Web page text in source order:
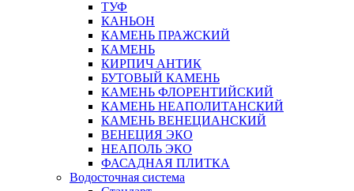
ТУФ
КАНЬОН
КАМЕНЬ ПРАЖСКИЙ
КАМЕНЬ
КИРПИЧ АНТИК
БУТОВЫЙ КАМЕНЬ
КАМЕНЬ ФЛОРЕНТИЙСКИЙ
КАМЕНЬ НЕАПОЛИТАНСКИЙ
КАМЕНЬ ВЕНЕЦИАНСКИЙ
ВЕНЕЦИЯ ЭКО
НЕАПОЛЬ ЭКО
ФАСАДНАЯ ПЛИТКА
Водосточная система